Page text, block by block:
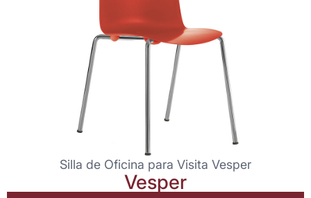
Silla de Oficina para Visita Vesper
Vesper